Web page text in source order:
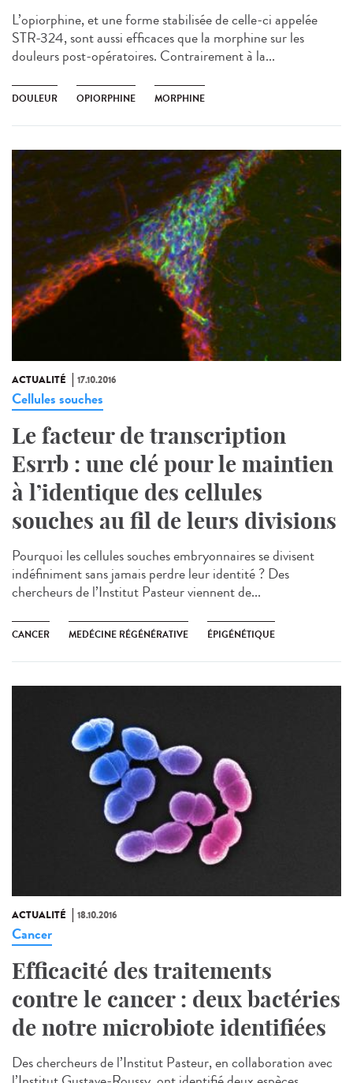
L’opiorphine, et une forme stabilisée de celle-ci appelée
STR-324, sont aussi efficaces que la morphine sur les
douleurs post-opératoires. Contrairement à la...
DOULEUR OPIORPHINE MORPHINE
ACTUALITÉ 17.10.2016
Cellules souches
Le facteur de transcription
Esrrb : une clé pour le maintien
à l’identique des cellules
souches au fil de leurs divisions
Pourquoi les cellules souches embryonnaires se divisent
indéfiniment sans jamais perdre leur identité ? Des
chercheurs de l’Institut Pasteur viennent de...
CANCER MEDÉCINE RÉGÉNÉRATIVE ÉPIGÉNÉTIQUE
ACTUALITÉ 18.10.2016
Cancer
Efficacité des traitements
contre le cancer : deux bactéries
de notre microbiote identifiées
Des chercheurs de l’Institut Pasteur, en collaboration avec